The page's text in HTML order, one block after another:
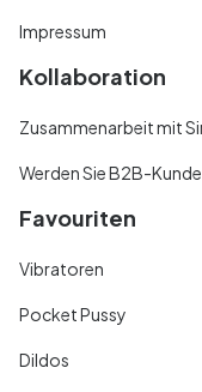
Impressum
Kollaboration
Zusammenarbeit mit
Werden Sie B2B-
Favouriten
Vibratoren
Pocket Pussy
Dildos